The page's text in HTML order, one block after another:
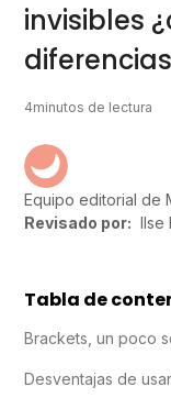
invisibles
4minutos de lectura
Equipo editorial de
Revisado por: Ilse
Tabla de
Brackets, un poco
Desventajas de